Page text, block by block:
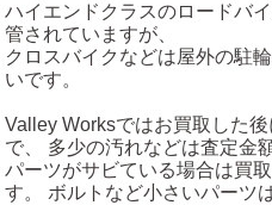
ハイエンドクラスのロードバ
管されていますが、
クロスバイクなどは屋外の駐
いです。
Valley Worksではお買取した
で、 多少の汚れなどは査定金
パーツがサビている場合は買
す。 ボルトなど小さいパーツ